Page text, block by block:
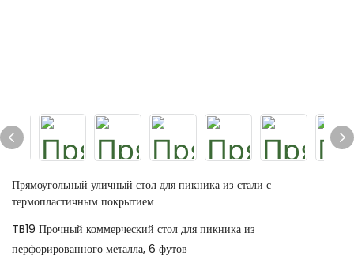
Прямоугольный уличный стол для пикника из стали с
термопластичным покрытием
TB19 Прочный коммерческий стол для пикника из
перфорированного металла, 6 футов